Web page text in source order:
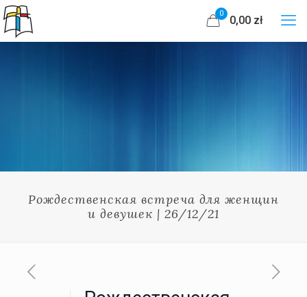
0
0,00 zł
Рождественская встреча для женщин
и девушек | 26/12/21